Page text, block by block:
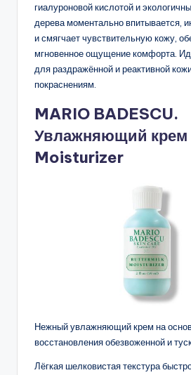
гиалуроновой кислотой и
дерева моментально впитывается,
и смягчает чувствительную кожу,
мгновенное ощущение комфорта.
для раздражённой и реактивной
покраснениям.
MARIO BADESCU.
Увлажняющий
Moisturizer
Нежный увлажняющий крем на
восстановления обезвоженной и
Лёгкая шелковистая текстура